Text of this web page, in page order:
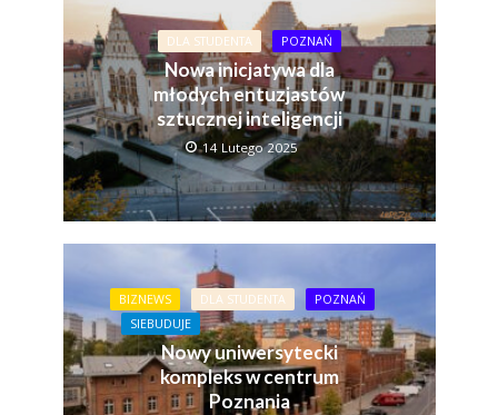
DLA STUDENTA POZNAŃ
Nowa inicjatywa dla
młodych entuzjastów
sztucznej inteligencji
14 Lutego 2025
BIZNEWS DLA STUDENTA
POZNAŃ
SIEBUDUJE
Nowy uniwersytecki
kompleks w centrum
Poznania